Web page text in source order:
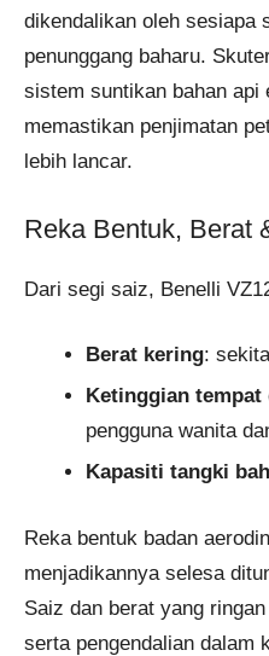
dikendalikan oleh sesiapa
penunggang baharu.
sistem suntikan bahan
memastikan penjimatan
lebih lancar.
Reka Bentuk, Berat
Dari segi saiz, Benelli
Berat kering:
Ketinggian tempat
pengguna wanita
Kapasiti tangki
Reka bentuk badan
menjadikannya selesa
Saiz dan berat yang
serta pengendalian dalam